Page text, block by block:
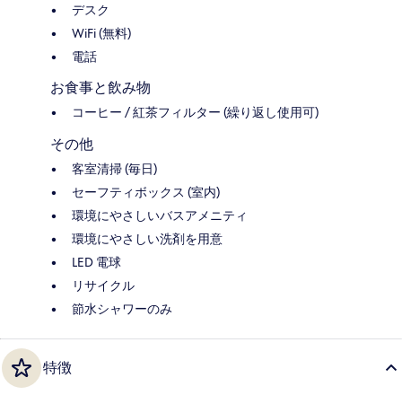
デスク
WiFi (無料)
電話
お食事と飲み物
コーヒー / 紅茶フィルター (繰り返し使用可)
その他
客室清掃 (毎日)
セーフティボックス (室内)
環境にやさしいバスアメニティ
環境にやさしい洗剤を用意
LED 電球
リサイクル
節水シャワーのみ
特徴